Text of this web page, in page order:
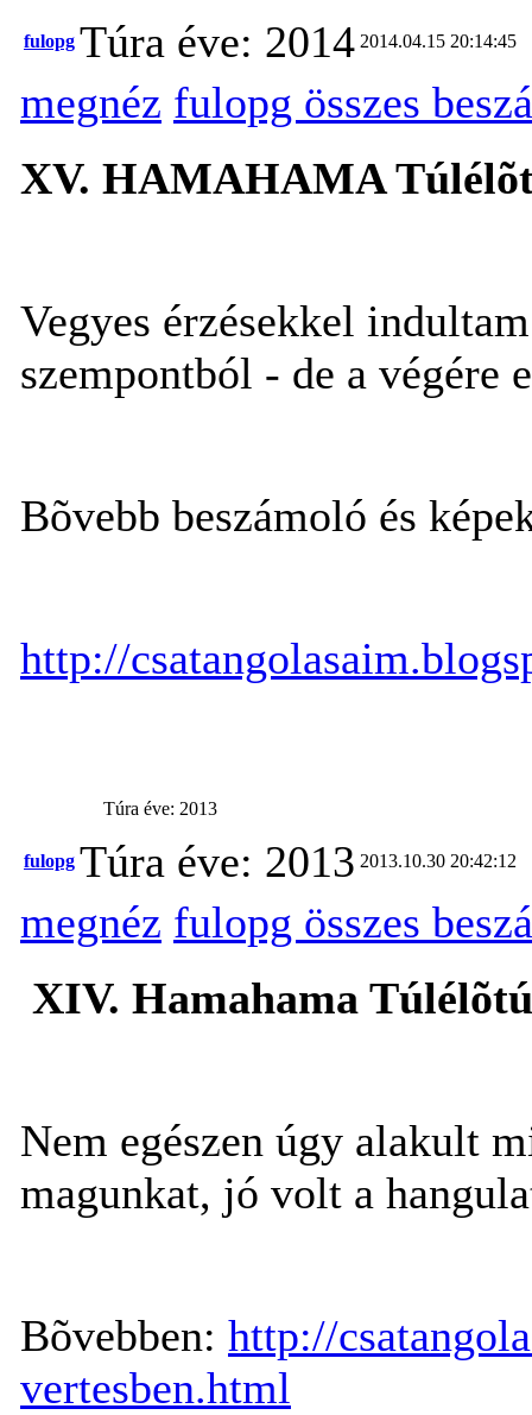
fulopg Túra éve: 2014 2014.04.15 20:14:45
megnéz fulopg összes
XV. HAMAHAMA
Vegyes érzésekkel
szempontból - de a
Bõvebb beszámoló és
http://
Túra éve: 2013
fulopg Túra éve: 2013 2013.10.30 20:42:12
megnéz fulopg összes
XIV. Hamahama
Nem egészen úgy alakult
magunkat, jó volt a
Bõvebben: http://
vertesben.html